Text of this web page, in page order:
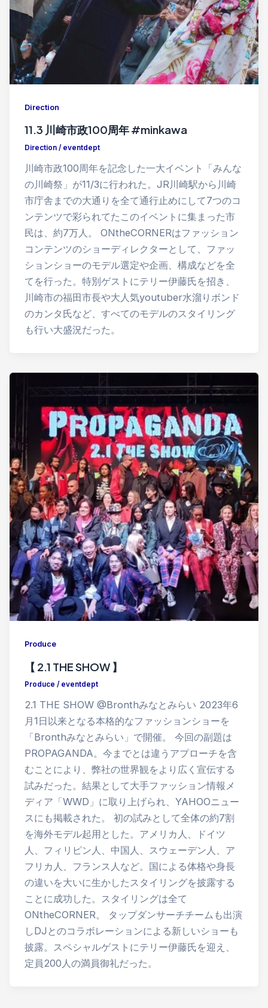
Direction
11.3 川崎市政100周年 #minkawa
Direction / eventdept
川崎市政100周年を記念した一大イベント「みんな
の川崎祭」が11/3に行われた。JR川崎駅から川崎
市庁舎までの大通りを全て通行止めにして7つのコ
ンテンツで彩られてたこのイベントに集まった市
民は、約7万人。 ONtheCORNERはファッション
コンテンツのショーディレクターとして、ファッ
ションショーのモデル選定や企画、構成などを全
てを行った。特別ゲストにテリー伊藤氏を招き、
川崎市の福田市長や大人気youtuber水溜りボンド
のカンタ氏など、すべてのモデルのスタイリング
も行い大盛況だった。
Produce
【 2.1 THE SHOW 】
Produce / eventdept
2.1 THE SHOW @Bronthみなとみらい 2023年6
月1日以来となる本格的なファッションショーを
「Bronthみなとみらい」で開催。 今回の副題は
PROPAGANDA。今までとは違うアプローチを含
むことにより、弊社の世界観をより広く宣伝する
試みだった。結果として大手ファッション情報メ
ディア「WWD」に取り上げられ、YAHOOニュー
スにも掲載された。 初の試みとして全体の約7割
を海外モデル起用とした。アメリカ人、ドイツ
人、フィリピン人、中国人、スウェーデン人、ア
フリカ人、フランス人など。国による体格や身長
の違いを大いに生かしたスタイリングを披露する
ことに成功した。スタイリングは全て
ONtheCORNER。 タップダンサーチチームも出演
しDJとのコラボレーションによる新しいショーも
披露。スペシャルゲストにテリー伊藤氏を迎え、
定員200人の満員御礼だった。